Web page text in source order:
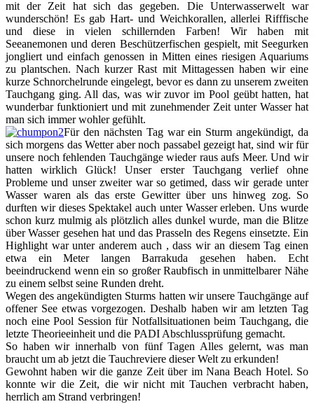
mit der Zeit hat sich das gegeben. Die Unterwasserwelt war
wunderschön! Es gab Hart- und Weichkorallen, allerlei Rifffische
und diese in vielen schillernden Farben! Wir haben mit
Seeanemonen und deren Beschützerfischen gespielt, mit Seegurken
jongliert und einfach genossen in Mitten eines riesigen Aquariums
zu plantschen. Nach kurzer Rast mit Mittagessen haben wir eine
kurze Schnorchelrunde eingelegt, bevor es dann zu unserem zweiten
Tauchgang ging. All das, was wir zuvor im Pool geübt hatten, hat
wunderbar funktioniert und mit zunehmender Zeit unter Wasser hat
man sich immer wohler gefühlt.
Für den nächsten Tag war ein Sturm angekündigt, da
sich morgens das Wetter aber noch passabel gezeigt hat, sind wir für
unsere noch fehlenden Tauchgänge wieder raus aufs Meer. Und wir
hatten wirklich Glück! Unser erster Tauchgang verlief ohne
Probleme und unser zweiter war so getimed, dass wir gerade unter
Wasser waren als das erste Gewitter über uns hinweg zog. So
durften wir dieses Spektakel auch unter Wasser erleben. Uns wurde
schon kurz mulmig als plötzlich alles dunkel wurde, man die Blitze
über Wasser gesehen hat und das Prasseln des Regens einsetzte. Ein
Highlight war unter anderem auch , dass wir an diesem Tag einen
etwa ein Meter langen Barrakuda gesehen haben. Echt
beeindruckend wenn ein so großer Raubfisch in unmittelbarer Nähe
zu einem selbst seine Runden dreht.
Wegen des angekündigten Sturms hatten wir unsere Tauchgänge auf
offener See etwas vorgezogen. Deshalb haben wir am letzten Tag
noch eine Pool Session für Notfallsituationen beim Tauchgang, die
letzte Theorieeinheit und die PADI Abschlussprüfung gemacht.
So haben wir innerhalb von fünf Tagen Alles gelernt, was man
braucht um ab jetzt die Tauchreviere dieser Welt zu erkunden!
Gewohnt haben wir die ganze Zeit über im Nana Beach Hotel. So
konnte wir die Zeit, die wir nicht mit Tauchen verbracht haben,
herrlich am Strand verbringen!